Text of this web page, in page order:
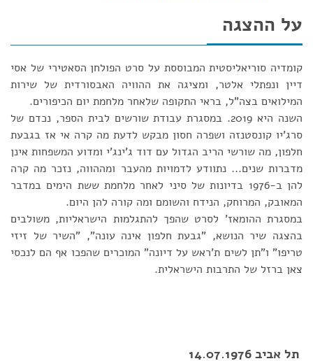
על ההצגה
קומדיה סוריאליסטית המבוססת על סרט הפולחן הסאטירי של אסי
דיין ונפתלי אלטר, ומציגה את ההוויה האבסורדית של שירות
המילואים בצה"ל, בראי התקופה שלאחר מלחמת יום הכיפורים.
השנה היא 2019. במסגרת עבודת שורשים לבית הספר, נכדם של
סרג'יו קונסטנזה ושפרה חסון מבקש לדעת מה קרה אי אז בגבעת
חלפון, מה שורשי הריב הגדול עם דוד ג'ינג'י ומדוע המשפחות אינן
מדברות שנים... נתוודע לדמויות מהעבר ומההווה, נזכר מה קרה
להן ב-1976 בדיונות של סיני לאחר מלחמת ששת הימים במדבר
המאובק, המרוחק, הנידח והשומם ומה קורה להן היום.
במסגרת ההומאז' לסרט שהפך להתגלמות הישראליות, משולבים
בהצגה שיר הנושא, "גבעת חלפון אינה עונה", "השיר של זיזי
טריפו" ו"תן לשים ת'ראש על דיונה" המוכרים שהפכו אף הם לנכסי
צאן ברזל של התרבות הישראלית.
תל אביב 14.07.1976